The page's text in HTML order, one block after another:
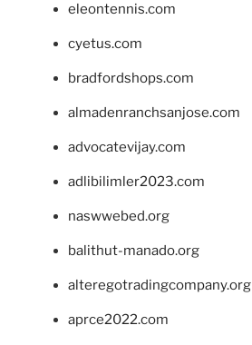
eleontennis.com
cyetus.com
bradfordshops.com
almadenranchsanjose.com
advocatevijay.com
adlibilimler2023.com
naswwebed.org
balithut-manado.org
alteregotradingcompany.org
aprce2022.com